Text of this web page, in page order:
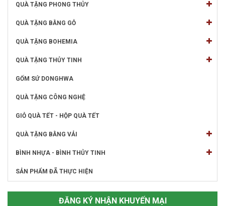
QUÀ TẶNG PHONG THỦY
QUÀ TẶNG BẰNG GỖ
QUÀ TẶNG BOHEMIA
QUÀ TẶNG THỦY TINH
GỐM SỨ DONGHWA
QUÀ TẶNG CÔNG NGHỆ
GIỎ QUÀ TẾT - HỘP QUÀ TẾT
QUÀ TẶNG BẰNG VẢI
BÌNH NHỰA - BÌNH THỦY TINH
SẢN PHẨM ĐÃ THỰC HIỆN
ĐĂNG KÝ NHẬN KHUYẾN MẠI